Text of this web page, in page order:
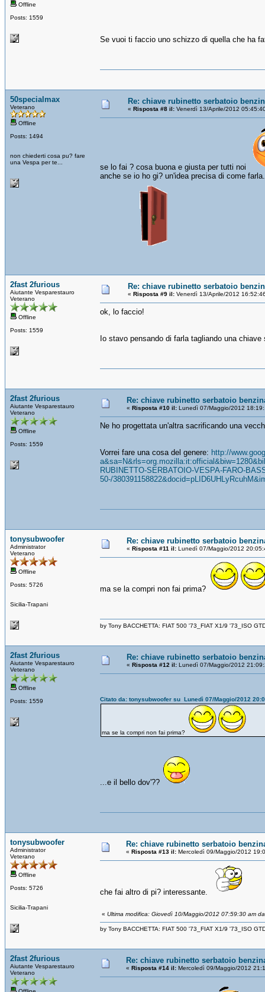
Offline
Posts: 1559
Se vuoi ti faccio uno schizzo di quella che ha
50specialmax
Veterano
Offline
Posts: 1494
non chiederti cosa pu? fare
una Vespa per te...
Re: chiave rubinetto serbatoio
« Risposta #8 il: Venerdì 13/Aprile/2012
se lo fai ? cosa buona e giusta per tutti noi
anche se io ho gi? un'idea precisa di come farla.
2fast 2furious
Aiutante Vesparestauro
Veterano
Offline
Posts: 1559
Re: chiave rubinetto serbatoio
« Risposta #9 il: Venerdì 13/Aprile/2012
ok, lo faccio!
Io stavo pensando di farla tagliando una chiave
2fast 2furious
Aiutante Vesparestauro
Veterano
Offline
Posts: 1559
Re: chiave rubinetto serbatoio
« Risposta #10 il: Lunedì 07/Maggio/2012
Ne ho progettata un'altra sacrificando una
Vorrei fare una cosa del genere: http://
RUBINETTO-SERBATOIO-VESPA-FARO-
50-/
tonysubwoofer
Administrator
Veterano
Offline
Posts: 5726
Sicilia-Trapani
Re: chiave rubinetto serbatoio
« Risposta #11 il: Lunedì 07/Maggio/2012
ma se la compri non fai prima?
by Tony BACCHETTA: FIAT 500 '73_FIAT X1/9 '73_ISO
2fast 2furious
Aiutante Vesparestauro
Veterano
Offline
Posts: 1559
Re: chiave rubinetto serbatoio
« Risposta #12 il: Lunedì 07/Maggio/2012
Citato da: tonysubwoofer su Lunedì 07/Maggio/2012
ma se la compri non fai prima?
...e il bello dov'??
tonysubwoofer
Administrator
Veterano
Offline
Posts: 5726
Sicilia-Trapani
Re: chiave rubinetto serbatoio
« Risposta #13 il: Mercoledì 09/Maggio/2012
che fai altro di pi? interessante.
« Ultima modifica: Giovedì 10/Maggio/2012 07:59:30 am
by Tony BACCHETTA: FIAT 500 '73_FIAT X1/9 '73_ISO
2fast 2furious
Aiutante Vesparestauro
Veterano
Re: chiave rubinetto serbatoio
« Risposta #14 il: Mercoledì 09/Maggio/2012